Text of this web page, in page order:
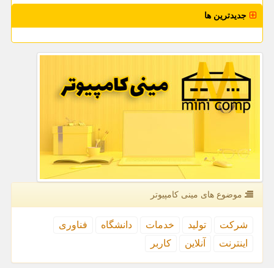
جدیدترین ها
موضوع های مینی كامپیوتر
شركت تولید خدمات دانشگاه
فناوری
اینترنت
آنلاین كاربر